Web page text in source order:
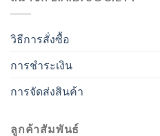
วิธีการสั่งซื้อ
การชำระเงิน
การจัดส่งสินค้า
ลูกค้าสัมพันธ์